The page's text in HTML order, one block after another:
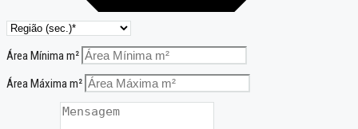
Área Mínima m²
Área Máxima m²